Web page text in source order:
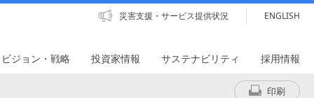
災害支援・サービス提供状況 ENGLISH
ジョン・戦略 投資家情報 サステナビリティ 採用情報
印刷